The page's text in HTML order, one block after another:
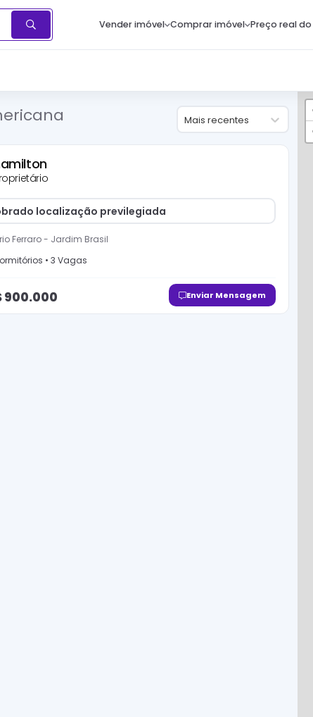
Vender imóvel Comprar imóvel Preço real do
Mais recentes
localização previlegiada
Ferraro- Jardim Brasil
s • 3 Vagas
900.000 Enviar Mensagem